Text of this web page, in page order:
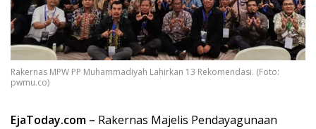
Rakernas MPW PP Muhammadiyah Lahirkan 13 Rekomendasi. (Foto:
pwmu.co)
EjaToday.com – Rakernas Majelis Pendayagunaan